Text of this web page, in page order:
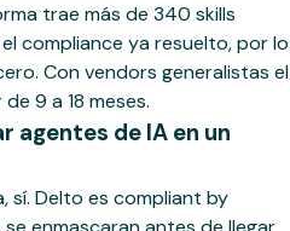
trae más de 340 skills
compliance ya resuelto, por lo
Con vendors generalistas el
9 a 18 meses.
agentes de IA en un
Delto es compliant by